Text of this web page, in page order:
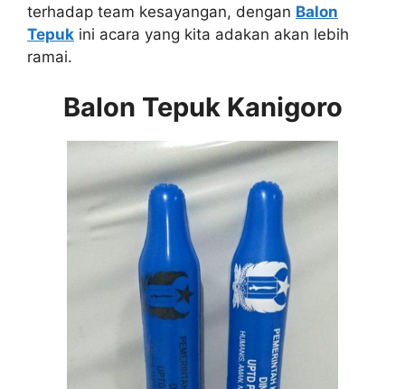
terhadap team kesayangan, dengan Balon
Tepuk ini acara yang kita adakan akan lebih
ramai.
Balon Tepuk Kanigoro